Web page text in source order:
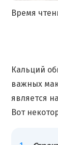
Время
Кальций
важных
является
Вот